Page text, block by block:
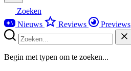
Zoeken
Nieuws
Reviews Previews
Begin met typen om te zoeken...